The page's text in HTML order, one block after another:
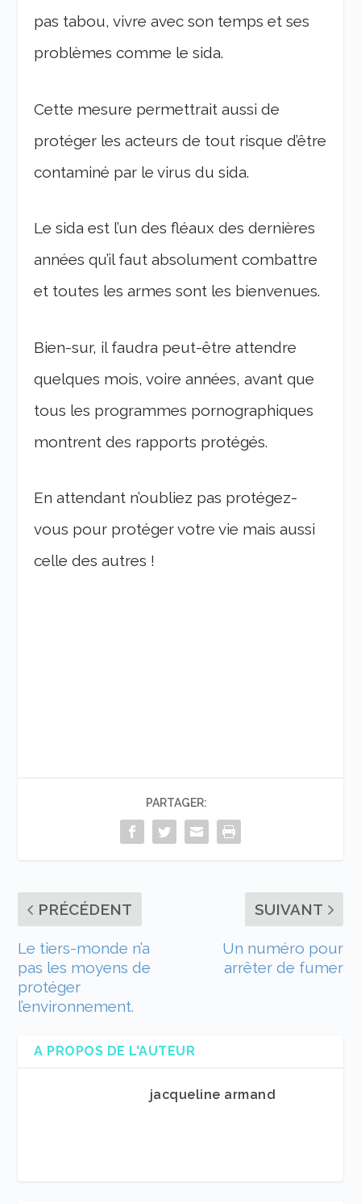
pas tabou, vivre avec son temps et ses
problèmes comme le sida.
Cette mesure permettrait aussi de
protéger les acteurs de tout risque d’être
contaminé par le virus du sida.
Le sida est l’un des fléaux des dernières
années qu’il faut absolument combattre
et toutes les armes sont les bienvenues.
Bien-sur, il faudra peut-être attendre
quelques mois, voire années, avant que
tous les programmes pornographiques
montrent des rapports protégés.
En attendant n’oubliez pas protégez-
vous pour protéger votre vie mais aussi
celle des autres !
PARTAGER:
PRÉCÉDENT
Le tiers-monde n’a
pas les moyens de
protéger
l’environnement.
SUIVANT
Un numéro pour
arrêter de fumer
A PROPOS DE L'AUTEUR
jacqueline armand